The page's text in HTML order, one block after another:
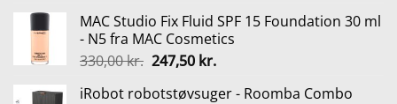
pris
var:
269,00 kr..
pris
er:
119,00 kr..
MAC Studio Fix Fluid SPF 15 Foundation 30 ml
- N5 fra MAC Cosmetics
330,00kr. Den
pris
247,50 kr.Den
pris
iRobot robotstøvsuger - Roomba Combo